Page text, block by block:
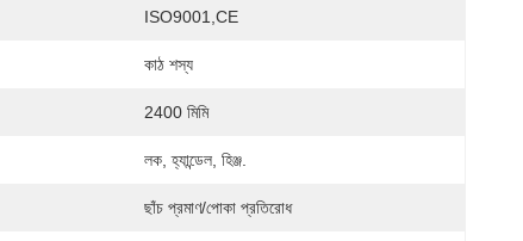
ISO9001,CE
কাঠ শস্য
2400 মিমি
লক, হ্যান্ডেল, হিঞ্জ.
ছাঁচ প্রমাণ/পোকা প্রতিরোধ